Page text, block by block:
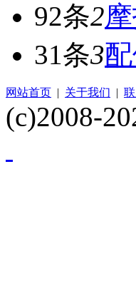
92条2
31条3
网站首页 | 关于我们 |
(c)2008-